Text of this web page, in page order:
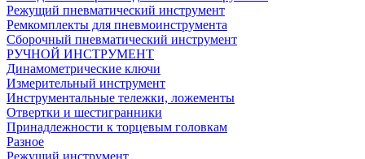
Режущий пневматический инструмент
Ремкомплекты для пневмоинструмента
Сборочный пневматический инструмент
РУЧНОЙ ИНСТРУМЕНТ
Динамометрические ключи
Измерительный инструмент
Инструментальные тележки, ложементы
Отвертки и шестигранники
Принадлежности к торцевым головкам
Разное
Режущий инструмент